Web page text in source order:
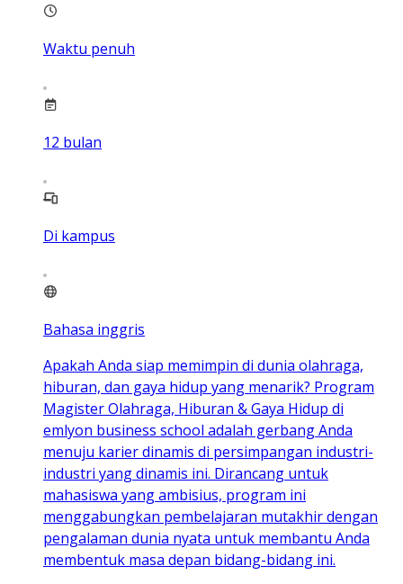
Waktu penuh
12 bulan
Di kampus
Bahasa inggris
Apakah Anda siap memimpin di dunia olahraga,
hiburan, dan gaya hidup yang menarik? Program
Magister Olahraga, Hiburan & Gaya Hidup di
emlyon business school adalah gerbang Anda
menuju karier dinamis di persimpangan industri-
industri yang dinamis ini. Dirancang untuk
mahasiswa yang ambisius, program ini
menggabungkan pembelajaran mutakhir dengan
pengalaman dunia nyata untuk membantu Anda
membentuk masa depan bidang-bidang ini.